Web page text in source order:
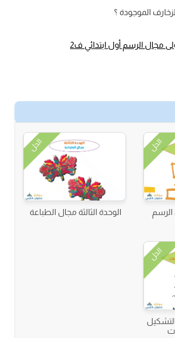
الموجودة ؟
مجال الرسم أول ابتدائي ف2
الحل
الرسم
الحل
الوحدة الثالثة مجال الطباعة
الحل